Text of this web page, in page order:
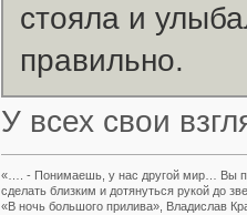
стояла и
правильно.
У всех свои
«…. - Понимаешь, у нас другой мир… Вы
сделать близким и дотянуться рукой до
«В ночь большого прилива», Владислав